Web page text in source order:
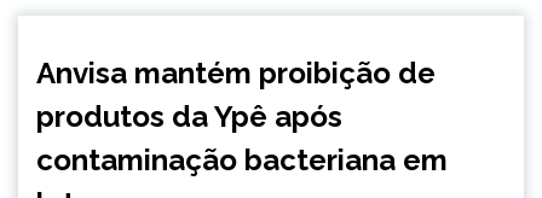
NOTÍCIAS
Anvisa mantém proibição de
produtos da Ypê após
contaminação bacteriana em